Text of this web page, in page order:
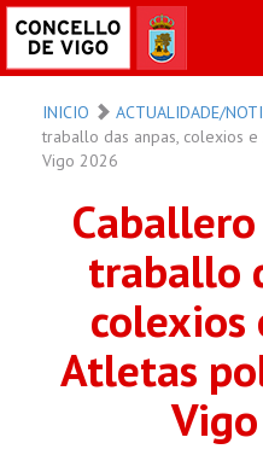
INICIO ACTUALIDADE/
traballo das anpas, colexios
Vigo 2026
traballo
colexios
Atletas